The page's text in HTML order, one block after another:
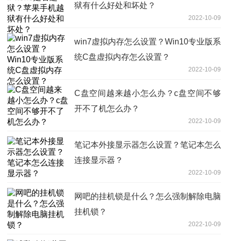
狱有什么好处和坏处？
2022-10-09
win7虚拟内存怎么设置？Win10专业版系
统C盘虚拟内存怎么设置？
2022-10-09
C盘空间越来越小怎么办？c盘空间不够
开不了机怎么办？
2022-10-09
笔记本外接显示器怎么设置？笔记本怎么
连接显示器？
2022-10-09
网吧的挂机锁是什么？怎么强制解除电脑
挂机锁？
2022-10-09